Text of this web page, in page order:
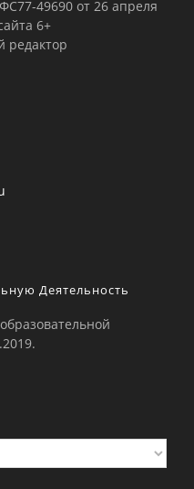
49690 от 26 апреля
6+
редактор
Деятельность